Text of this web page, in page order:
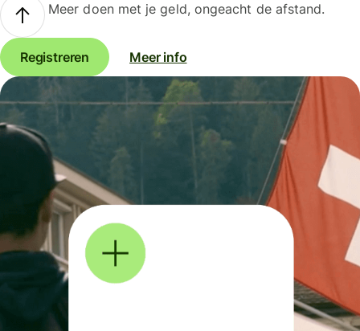
Meer doen met je geld, ongeacht de afstand.
Registreren Meer info